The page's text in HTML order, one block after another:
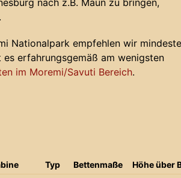
nach z.B. Maun zu bringen,
Nationalpark empfehlen wir
erfahrungsgemäß am wenigsten
im Moremi/Savuti Bereich.
Typ Bettenmaße
Höhe über